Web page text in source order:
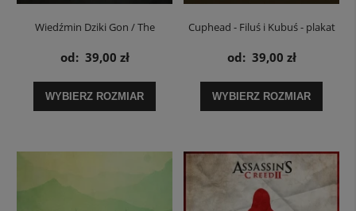
Wiedźmin Dziki Gon / The
Witcher: Wild Hunt - plakat
od: 39,00 zł
WYBIERZ ROZMIAR
Cuphead - Filuś i Kubuś - plakat
od: 39,00 zł
WYBIERZ ROZMIAR